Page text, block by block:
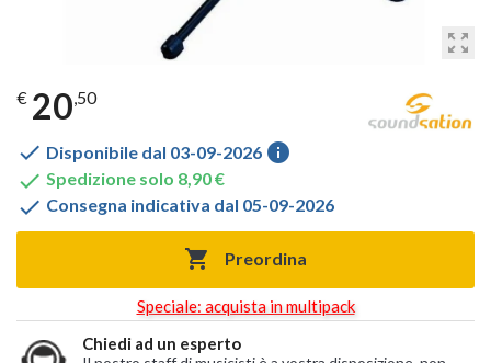
zoom_out_map
€ 20,50
 Disponibile dal 03-09-2026 info
 Spedizione solo 8,90 €
 Consegna indicativa dal 05-09-2026
 Preordina
Speciale: acquista in multipack
Chiedi ad un esperto